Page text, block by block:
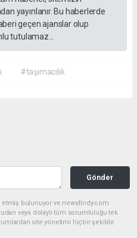
yayınlanır. Bu haberlerde
geçen ajanslar olup
tutulamaz...
#taşımacılık
Gönder
etmiş bulunuyor ve newsfindy.com
veya dolaylı tüm sorumluluğu tek
site yönetimi hiçbir şekilde